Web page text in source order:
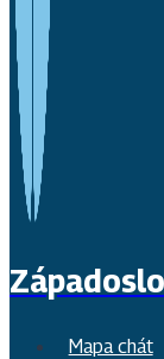
Mapa chát